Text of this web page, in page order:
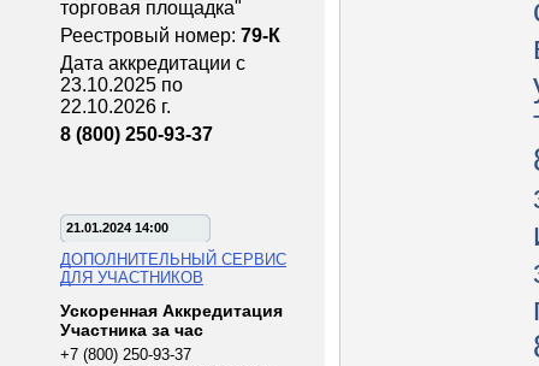
торговая площадка"
Реестровый номер: 79-К
Дата аккредитации с
23.10.2025 по
22.10.2026 г.
8 (800) 250-93-37
21.01.2024 14:00
ДОПОЛНИТЕЛЬНЫЙ СЕРВИС
ДЛЯ УЧАСТНИКОВ
Ускоренная Аккредитация
Участника за час
+7 (800) 250-93-37